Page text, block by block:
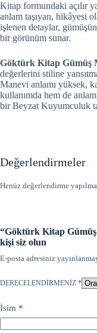
Kitap formundaki açılır
anlam taşıyan, hikâyesi
işlenen detaylar,
bir görünüm sunar.
Göktürk Kitap Gümüş
değerlerini stiline
Manevi anlamı yüksek,
kullanımda hem de
bir Beyzat Kuyumculuk
Değerlendirmeler
Henüz değerlendirme
“Göktürk Kitap
kişi siz olun
E-posta adresiniz
DERECELENDIRMENIZ *
İsim *